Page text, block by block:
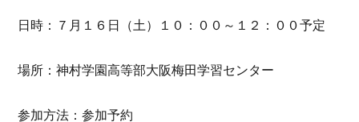
日時：７月１６日（土）１０：００～１２：００予定
場所：神村学園高等部大阪梅田学習センター
参加方法：参加予約